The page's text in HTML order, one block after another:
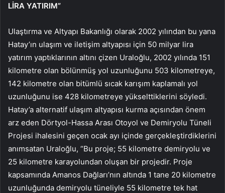
LİRA YATIRIM”
Ulaştırma ve Altyapı Bakanlığı olarak 2002 yılından bu yana
Hatay’ın ulaşım ve iletişim altyapısı için 50 milyar lira
yatırım yaptıklarının altını çizen Uraloğlu, 2002 yılında 151
kilometre olan bölünmüş yol uzunluğunu 503 kilometreye,
142 kilometre olan bitümlü sıcak karışım kaplamalı yol
uzunluğunu ise 428 kilometreye yükselttiklerini söyledi.
Hatay’a alternatif ulaşım altyapısı kurma açısından önem
arz eden Dörtyol-Hassa Arası Otoyol ve Demiryolu Tüneli
Projesi ihalesini geçen ocak ayı içinde gerçekleştirdiklerini
anımsatan Uraloğlu, “Bu proje; 55 kilometre demiryolu ve
25 kilometre karayolundan oluşan bir projedir. Proje
kapsamında Amanos Dağları’nın altında 1 tane 20 kilometre
uzunluğunda demiryolu tüneliyle 55 kilometre tek hat